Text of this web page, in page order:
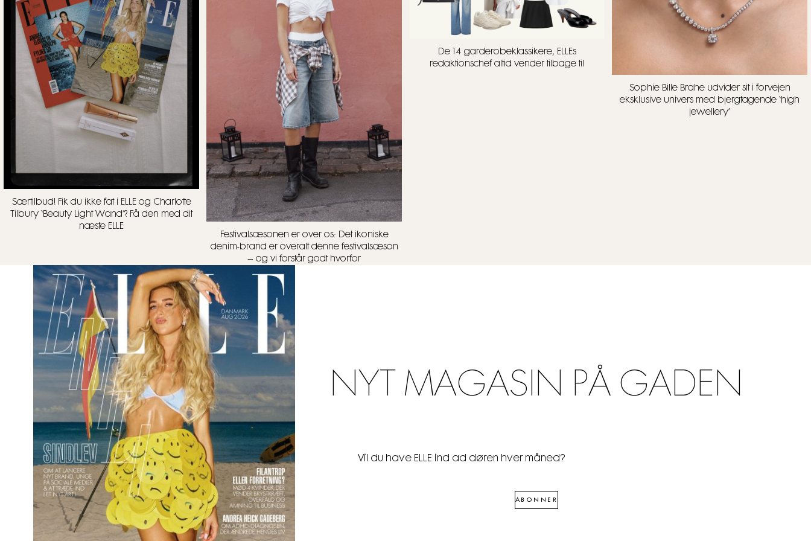
Særtilbud! Fik du ikke fat i ELLE og Charlotte
Tilbury ‘Beauty Light Wand’? Få den med dit
næste ELLE
Festivalsæsonen er over os: Det ikoniske
denim-brand er overalt denne festivalsæson
– og vi forstår godt hvorfor
De 14 garderobeklassikere, ELLEs
redaktionschef altid vender tilbage til
Sophie Bille Brahe udvider sit i forvejen
eksklusive univers med bjergtagende ‘high
jewellery’
NYT MAGASIN PÅ GADEN
Vil du have ELLE ind ad døren hver måned?
ABONNER